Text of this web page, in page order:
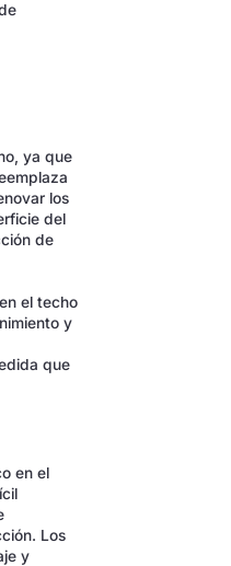
ya que
los
del
de
el techo
y
que
en el
Los
y